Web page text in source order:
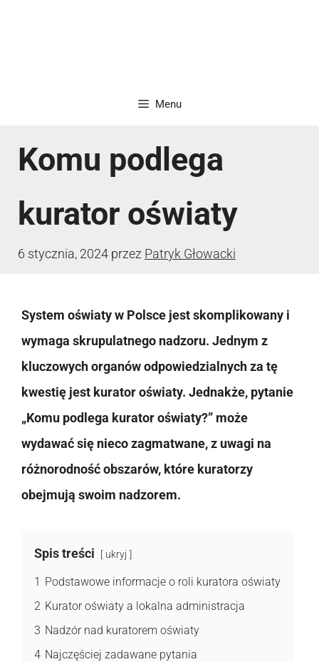
Menu
Komu podlega
kurator oświaty
6 stycznia, 2024 przez Patryk Głowacki
System oświaty w Polsce jest skomplikowany i
wymaga skrupulatnego nadzoru. Jednym z
kluczowych organów odpowiedzialnych za tę
kwestię jest kurator oświaty. Jednakże, pytanie
„Komu podlega kurator oświaty?” może
wydawać się nieco zagmatwane, z uwagi na
różnorodność obszarów, które kuratorzy
obejmują swoim nadzorem.
Spis treści ukryj
1 Podstawowe informacje o roli kuratora oświaty
2 Kurator oświaty a lokalna administracja
3 Nadzór nad kuratorem oświaty
4 Najczęściej zadawane pytania